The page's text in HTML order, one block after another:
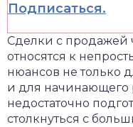
Подписаться.
Сделки с продажей
относятся к
нюансов не только
и для начинающего
недостаточно
столкнуться с